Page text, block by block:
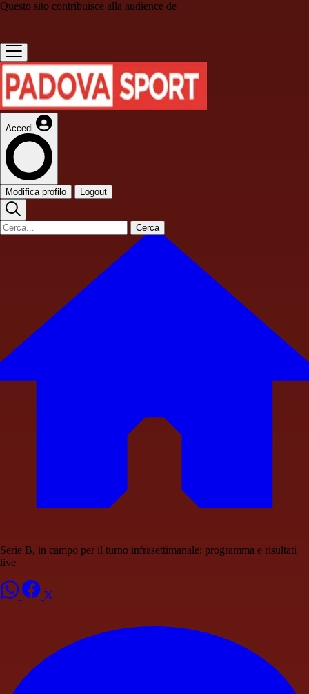
Questo sito contribuisce alla audience de
Accedi
Modifica profilo Logout
Cerca
Serie B, in campo per il turno infrasettimanale: programma e risultati
live